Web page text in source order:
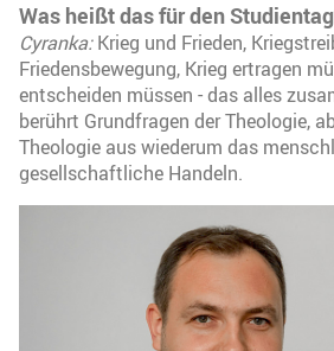
Was heißt das für den
Cyranka:Krieg und Frieden,
Friedensbewegung, Krieg ertragen
entscheiden müssen - das alles
berührt Grundfragen der Theologie,
Theologie aus wiederum das
gesellschaftliche Handeln.